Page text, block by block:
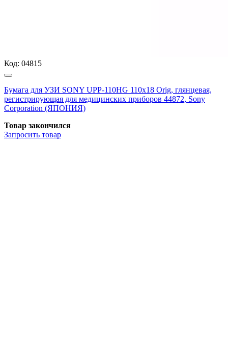
Код: 04815
Бумага для УЗИ SONY UPP-110HG 110х18 Orig, глянцевая,
регистрирующая для медицинских приборов 44872, Sony
Corporation (ЯПОНИЯ)
Товар закончился
Запросить товар